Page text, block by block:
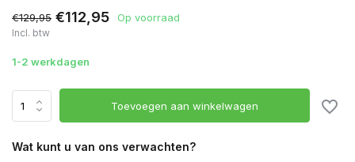
€129,95 €112,95 Op voorraad
Incl. btw
1-2 werkdagen
Toevoegen aan winkelwagen
Wat kunt u van ons verwachten?